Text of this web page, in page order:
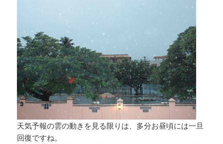
天気予報の雲の動きを見る限りは、多分お昼頃には一旦
回復ですね。